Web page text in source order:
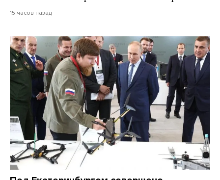
15 часов назад